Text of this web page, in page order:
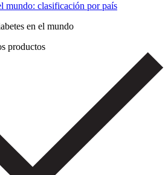
mundo: clasificación por país
en el mundo
productos